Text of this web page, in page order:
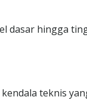
dasar hingga
teknis